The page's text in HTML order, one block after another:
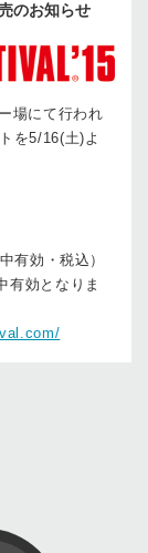
のお知らせ
場にて行われ
を5/16(土)よ
有効・税込）
有効となりま